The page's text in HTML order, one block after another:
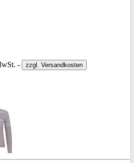
- zzgl. Versandkosten